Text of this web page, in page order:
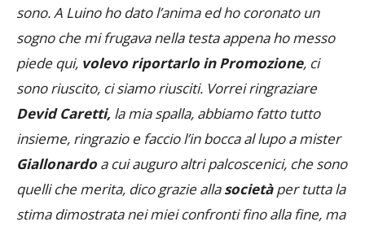
sono. A Luino ho dato l’anima ed ho coronato un
sogno che mi frugava nella testa appena ho messo
piede qui, volevo riportarlo in Promozione, ci
sono riuscito, ci siamo riusciti. Vorrei ringraziare
Devid Caretti, la mia spalla, abbiamo fatto tutto
insieme, ringrazio e faccio l’in bocca al lupo a mister
Giallonardo a cui auguro altri palcoscenici, che sono
quelli che merita, dico grazie allasocietàper tutta la
stima dimostrata nei miei confronti fino alla fine, ma